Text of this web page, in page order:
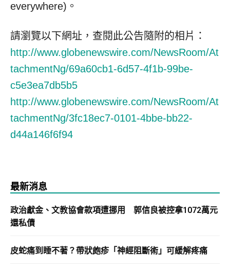
everywhere)。
請瀏覽以下網址，查閱此公告隨附的相片：
http://www.globenewswire.com/NewsRoom/At
tachmentNg/69a60cb1-6d57-4f1b-99be-
c5e3ea7db5b5
http://www.globenewswire.com/NewsRoom/At
tachmentNg/3fc18ec7-0101-4bbe-bb22-
d44a146f6f94
最新消息
政治獻金、文教協會款項遭挪用 郭信良被控拿1072萬元
還私債
皮蛇痛到睡不著？帶狀皰疹「神經阻斷術」可緩解疼痛